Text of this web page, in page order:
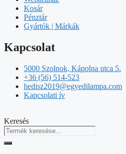
Kosár
Pénztár
Gyártók | Márkák
Kapcsolat
5000 Szolnok, Kápolna utca 5.
+36 (56) 514-523
hedisz2019@egyedilampa.com
Kapcsolati ív
Keresés